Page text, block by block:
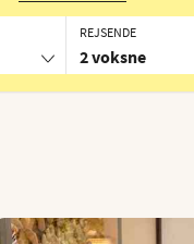
REJSENDE
2 voksne